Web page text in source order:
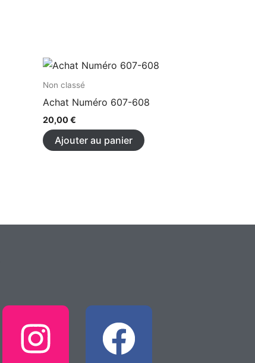
Non classé
Achat Numéro 607-608
20,00€
Ajouter au panier
I
F